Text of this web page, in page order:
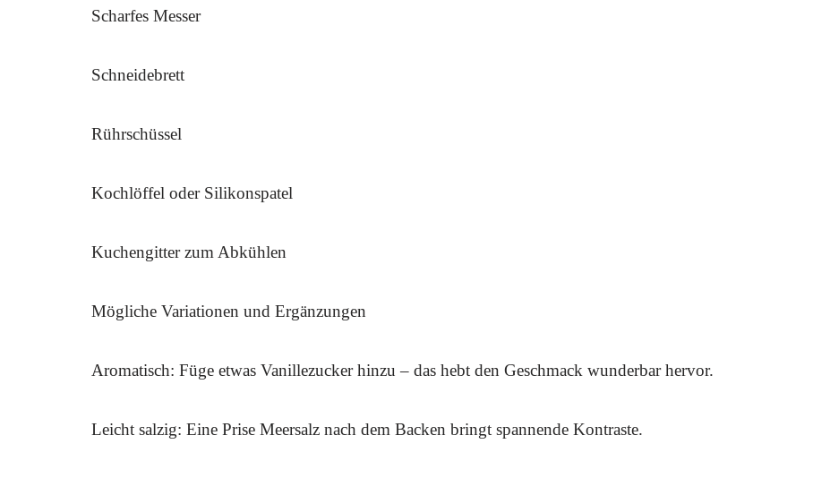
Scharfes Messer
Schneidebrett
Rührschüssel
Kochlöffel oder Silikonspatel
Kuchengitter zum Abkühlen
Mögliche Variationen und Ergänzungen
Aromatisch: Füge etwas Vanillezucker hinzu – das hebt den Geschmack wunderbar hervor.
Leicht salzig: Eine Prise Meersalz nach dem Backen bringt spannende Kontraste.